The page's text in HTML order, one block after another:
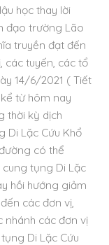
học thay lời
đạo trường Lão
truyền đạt đến
các tuyến, các tổ
14/6/2021 ( Tiết
từ hôm nay
thời kỳ dịch
Lặc Cứu Khổ
có thể
tụng Di Lặc
hồi hướng giảm
các đơn vị,
nhánh các đơn vị
Di Lặc Cứu